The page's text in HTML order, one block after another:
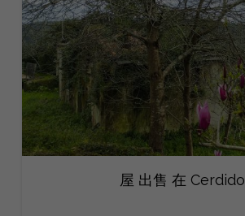
屋 出售 在 Cerdido